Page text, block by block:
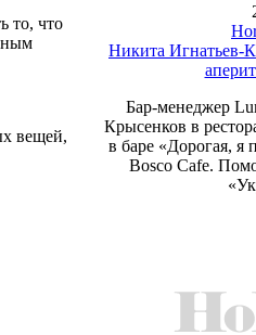
то, что
вещей,
Никита Игнатьев-
Бар-менеджер
Крысенков в
в баре «Дорогая, я
Bosco Cafe.